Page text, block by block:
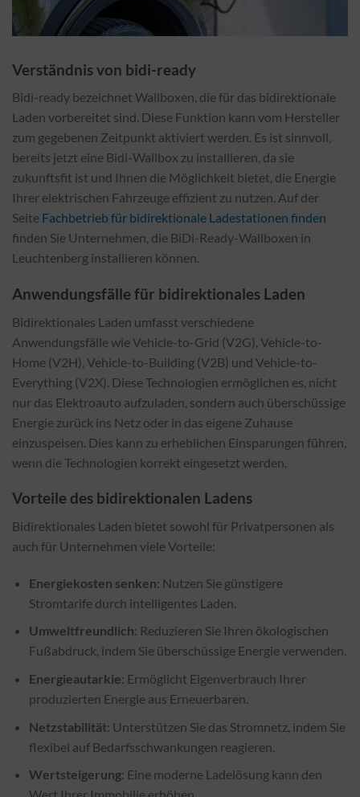
Verständnis von bidi-ready
Bidi-ready bezeichnet Wallboxen, die für das bidirektionale
Laden vorbereitet sind. Diese Funktion kann vom Hersteller
zum gegebenen Zeitpunkt aktiviert werden. Es ist sinnvoll,
bereits jetzt eine Bidi-Wallbox zu installieren, da sie
zukunftsfit ist und Ihnen die Möglichkeit bietet, die Energie
Ihrer elektrischen Fahrzeuge effizient zu nutzen. Auf der
Seite Fachbetrieb für bidirektionale Ladestationen finden
finden Sie Unternehmen, die BiDi-Ready-Wallboxen in
Leuchtenberg installieren können.
Anwendungsfälle für bidirektionales Laden
Bidirektionales Laden umfasst verschiedene
Anwendungsfälle wie Vehicle-to-Grid (V2G), Vehicle-to-
Home (V2H), Vehicle-to-Building (V2B) und Vehicle-to-
Everything (V2X). Diese Technologien ermöglichen es, nicht
nur das Elektroauto aufzuladen, sondern auch überschüssige
Energie zurück ins Netz oder in das eigene Zuhause
einzuspeisen. Dies kann zu erheblichen Einsparungen führen,
wenn die Technologien korrekt eingesetzt werden.
Vorteile des bidirektionalen Ladens
Bidirektionales Laden bietet sowohl für Privatpersonen als
auch für Unternehmen viele Vorteile:
Energiekosten senken: Nutzen Sie günstigere
Stromtarife durch intelligentes Laden.
Umweltfreundlich: Reduzieren Sie Ihren ökologischen
Fußabdruck, indem Sie überschüssige Energie verwenden.
Energieautarkie: Ermöglicht Eigenverbrauch Ihrer
produzierten Energie aus Erneuerbaren.
Netzstabilität: Unterstützen Sie das Stromnetz, indem Sie
flexibel auf Bedarfsschwankungen reagieren.
Wertsteigerung: Eine moderne Ladelösung kann den